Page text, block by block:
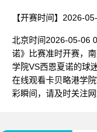
【开赛时间】 2026-
北京时间2026-05-06
诺》比赛准时开赛，
学院VS西恩夏诺的球
在线观看卡贝略港学
彩瞬间，请及时关注